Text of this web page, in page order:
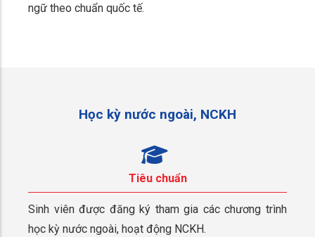
ngữ theo chuẩn quốc tế.
Học kỳ nước ngoài, NCKH
Tiêu chuẩn
Sinh viên được đăng ký tham gia các chương trình
học kỳ nước ngoài, hoạt động NCKH.